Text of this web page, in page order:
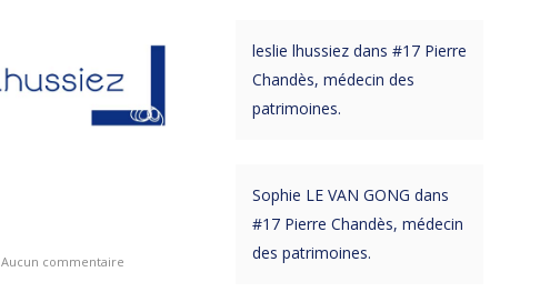
Aucun commentaire
leslie lhussiezdans #17 Pierre
Chandès, médecin des
patrimoines.
Sophie LE VAN GONG dans
#17 Pierre Chandès, médecin
des patrimoines.